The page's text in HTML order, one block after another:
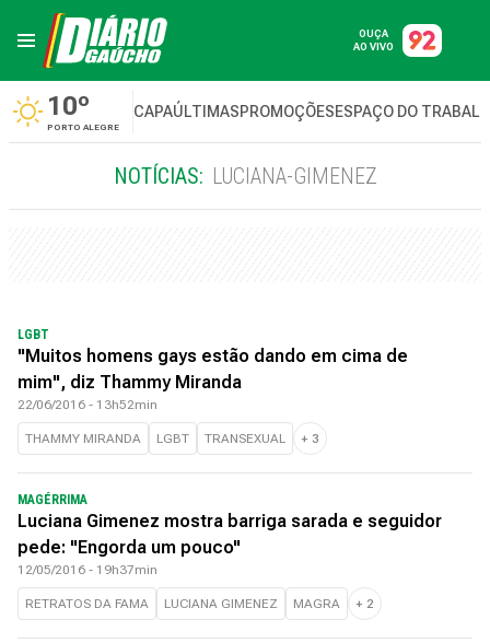
OUÇA
AO VIVO
10º
PORTO ALEGRE
CAPAÚLTIMASPROMOÇÕESESPAÇO DO
NOTÍCIAS: LUCIANA-GIMENEZ
LGBT
"Muitos homens gays estão dando em cima de
mim", diz Thammy Miranda
22/06/2016 - 13h52min
THAMMY MIRANDA LGBT TRANSEXUAL + 3
MAGÉRRIMA
Luciana Gimenez mostra barriga sarada e seguidor
pede: "Engorda um pouco"
12/05/2016 - 19h37min
RETRATOS DA FAMA LUCIANA GIMENEZ MAGRA + 2